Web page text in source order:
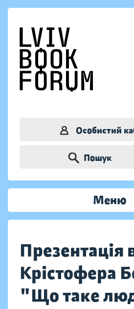
Особистий
Пошук
Меню
Презентація
Крістофера
"Що таке